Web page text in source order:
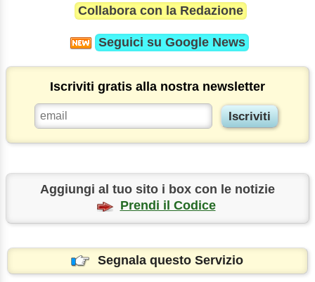
Collabora con la Redazione
Seguici su Google News
Iscriviti gratis alla nostra newsletter
Aggiungi al tuo sito i box con le notizie
Prendi il Codice
Segnala questo Servizio